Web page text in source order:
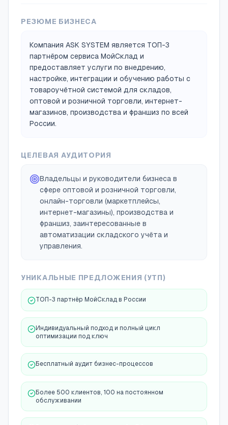
РЕЗЮМЕ БИЗНЕСА
Компания ASK SYSTEM является ТОП-3
партнёром сервиса МойСклад и
предоставляет услуги по внедрению,
настройке, интеграции и обучению работы с
товароучётной системой для складов,
оптовой и розничной торговли, интернет-
магазинов, производства и франшиз по всей
России.
ЦЕЛЕВАЯ АУДИТОРИЯ
Владельцы и руководители бизнеса в
сфере оптовой и розничной торговли,
онлайн-торговли (маркетплейсы,
интернет-магазины), производства и
франшиз, заинтересованные в
автоматизации складского учёта и
управления.
УНИКАЛЬНЫЕ ПРЕДЛОЖЕНИЯ (УТП)
ТОП-3 партнёр МойСклад в России
Индивидуальный подход и полный цикл
оптимизации под ключ
Бесплатный аудит бизнес-процессов
Более 500 клиентов, 100 на постоянном
обслуживании